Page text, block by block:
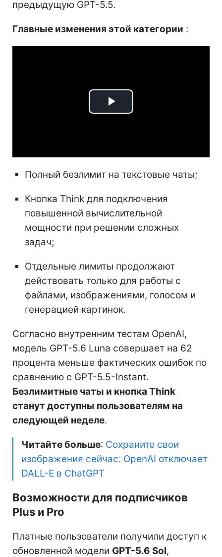
предыдущую GPT-5.5.
Главные изменения этой категории :
Play
Полный безлимит на текстовые чаты;
Кнопка Think для подключения
повышенной вычислительной
мощности при решении сложных
задач;
Отдельные лимиты продолжают
действовать только для работы с
файлами, изображениями, голосом и
генерацией картинок.
Согласно внутренним тестам OpenAI,
модель GPT-5.6 Luna совершает на 62
процента меньше фактических ошибок по
сравнению с GPT-5.5-Instant.
Безлимитные чаты и кнопка Think
станут доступны пользователям на
следующей неделе.
Читайте больше: Сохраните свои
изображения сейчас: OpenAI отключает
DALL-E в ChatGPT
Возможности для подписчиков
Plus и Pro
Платные пользователи получили доступ к
обновленной модели GPT-5.6 Sol,